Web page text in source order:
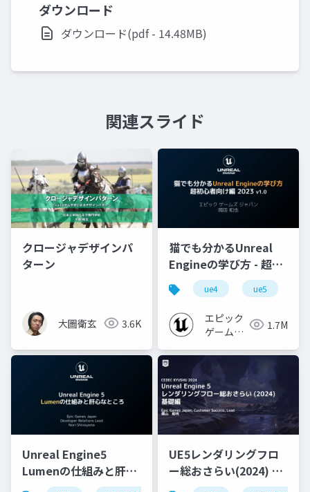
ダウンロード
ダウンロード(pdf - 14.48MB)
関連スライド
クロージャデザインパ
ターン
大圖衛玄 3.6K
猫でも分かるUnreal
Engineの学び方 - 超初
心者向け編 - 2023 v1.0
ue4 ue5
エピック
ゲームズ
1.7M
Unreal Engine5
Lumenの仕組みと肝心
なところ
UE5レンダリングフロ
ー総おさらい(2024) 基
礎編！